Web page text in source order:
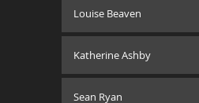
Louise Beaven
Katherine Ashby
Sean Ryan